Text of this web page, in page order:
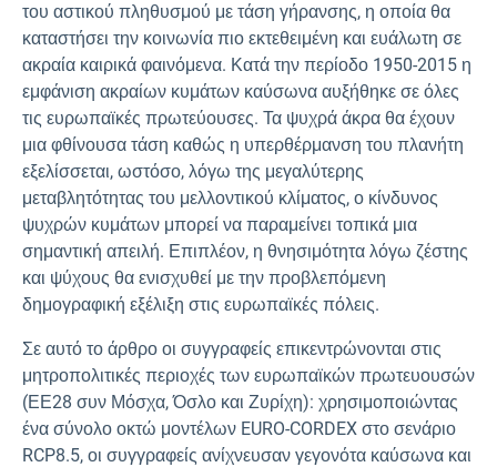
του αστικού πληθυσμού με τάση γήρανσης, η οποία θα
καταστήσει την κοινωνία πιο εκτεθειμένη και ευάλωτη σε
ακραία καιρικά φαινόμενα. Κατά την περίοδο 1950-2015 η
εμφάνιση ακραίων κυμάτων καύσωνα αυξήθηκε σε όλες
τις ευρωπαϊκές πρωτεύουσες. Τα ψυχρά άκρα θα έχουν
μια φθίνουσα τάση καθώς η υπερθέρμανση του πλανήτη
εξελίσσεται, ωστόσο, λόγω της μεγαλύτερης
μεταβλητότητας του μελλοντικού κλίματος, ο κίνδυνος
ψυχρών κυμάτων μπορεί να παραμείνει τοπικά μια
σημαντική απειλή. Επιπλέον, η θνησιμότητα λόγω ζέστης
και ψύχους θα ενισχυθεί με την προβλεπόμενη
δημογραφική εξέλιξη στις ευρωπαϊκές πόλεις.
Σε αυτό το άρθρο οι συγγραφείς επικεντρώνονται στις
μητροπολιτικές περιοχές των ευρωπαϊκών πρωτευουσών
(ΕΕ28 συν Μόσχα, Όσλο και Ζυρίχη): χρησιμοποιώντας
ένα σύνολο οκτώ μοντέλων EURO-CORDEX στο σενάριο
RCP8.5, οι συγγραφείς ανίχνευσαν γεγονότα καύσωνα και